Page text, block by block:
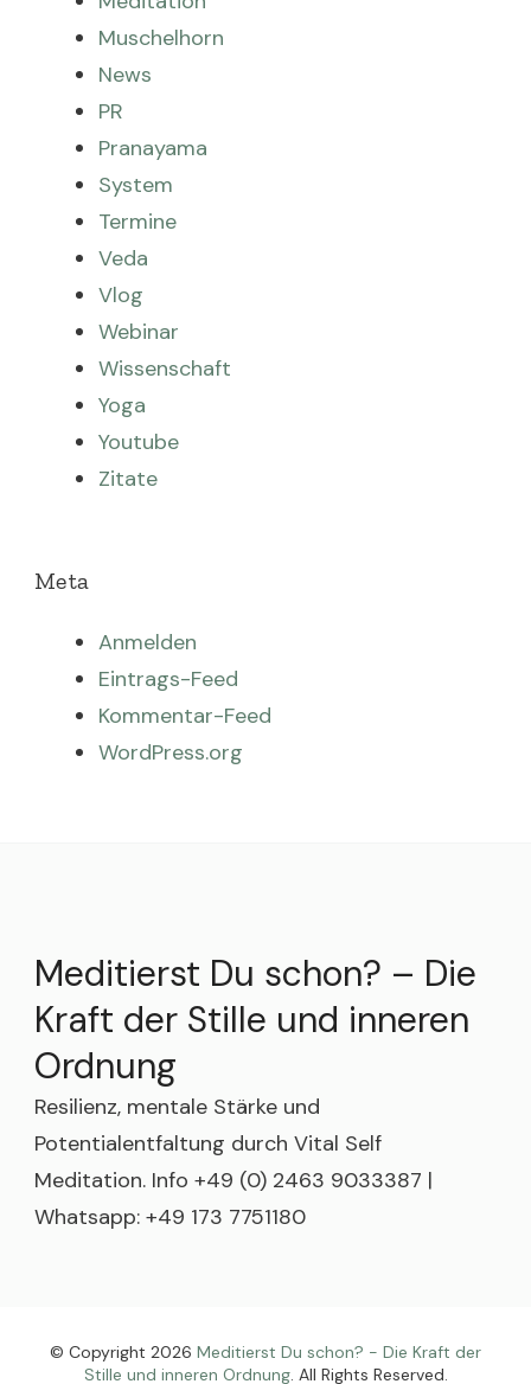
Muschelhorn
News
PR
Pranayama
System
Termine
Veda
Vlog
Webinar
Wissenschaft
Yoga
Youtube
Zitate
Meta
Anmelden
Eintrags-Feed
Kommentar-Feed
WordPress.org
Meditierst Du schon? – Die
Kraft der Stille und inneren
Ordnung
Resilienz, mentale Stärke und
Potentialentfaltung durch Vital Self
Meditation. Info +49 (0) 2463 9033387 |
Whatsapp: +49 173 7751180
© Copyright 2026 Meditierst Du schon? - Die Kraft der
Stille und inneren Ordnung. All Rights Reserved.